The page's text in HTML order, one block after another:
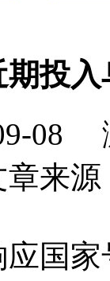
投
08
章来源
国